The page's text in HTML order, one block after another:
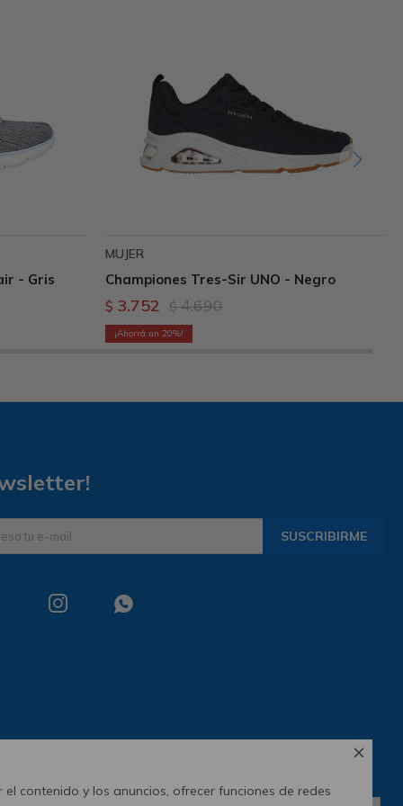

contenido y los anuncios, ofrecer funciones de redes
- Gris
MUJER
Championes Tres-Sir UNO - Negro
$ 3.752 $ 4.690
20
SUSCRIBIRME
 